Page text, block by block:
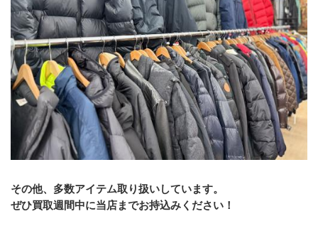
その他、多数アイテム取り扱いしています。
ぜひ買取週間中に当店までお持込みください！